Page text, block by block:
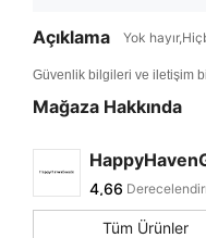
Açıklama Yok
Güvenlik bilgileri ve iletişim
Mağaza Hakkında
4,66
4,66
4,66
4,66
i***o 1 gün
4,66
Tüm Ürünler